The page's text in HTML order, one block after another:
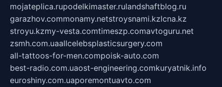
mojateplica.rupodelkimaster.rulandshaftblog.ru
garazhov.commonamy.netstroysnami.kzlcna.kz
stroyu.kzmy-vesta.comtimeszp.comavtoguru.net
zsmh.com.uaallcelebsplasticsurgery.com
all-tattoos-for-men.compoisk-auto.com
best-radio.com.uaost-engineering.comkuryatnik.info
euroshiny.com.uaporemontuavto.com